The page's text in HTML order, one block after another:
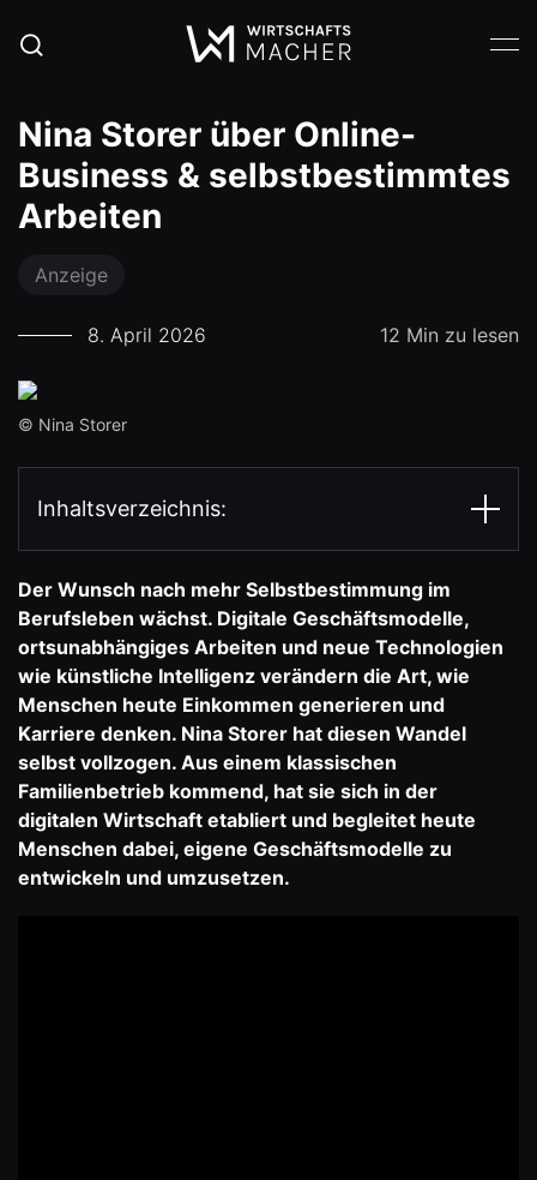
Nina Storer über Online-
Business & selbstbestimmtes
Arbeiten
Anzeige
12 Min zu lesen
8. April 2026
© Nina Storer
Inhaltsverzeichnis:
Der Wunsch nach mehr Selbstbestimmung im
Berufsleben wächst. Digitale Geschäftsmodelle,
ortsunabhängiges Arbeiten und neue Technologien
wie künstliche Intelligenz verändern die Art, wie
Menschen heute Einkommen generieren und
Karriere denken. Nina Storer hat diesen Wandel
selbst vollzogen. Aus einem klassischen
Familienbetrieb kommend, hat sie sich in der
digitalen Wirtschaft etabliert und begleitet heute
Menschen dabei, eigene Geschäftsmodelle zu
entwickeln und umzusetzen.